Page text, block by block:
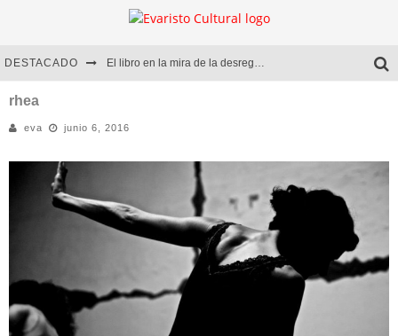
DESTACADO El libro en la mira de la desregulación
Diego Meret | Hotel Acapulco
Alejandra Correa | La nieve
rhea
eva junio 6, 2016